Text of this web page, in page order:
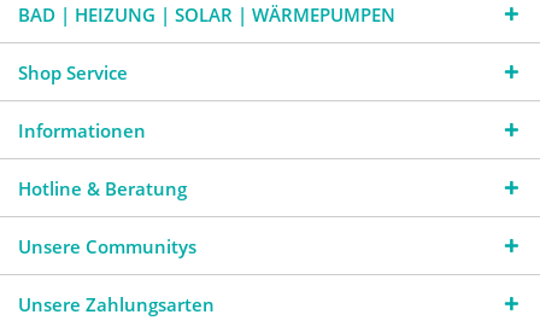
BAD | HEIZUNG | SOLAR | WÄRMEPUMPEN
Shop Service
Informationen
Hotline & Beratung
Unsere Communitys
Unsere Zahlungsarten